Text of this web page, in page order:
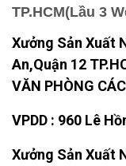
TP.HCM(Lầu 3
Xưởng Sản Xuất
An,Quận 12
VĂN PHÒNG
VPDD : 960 Lê
Xưởng Sản Xuất